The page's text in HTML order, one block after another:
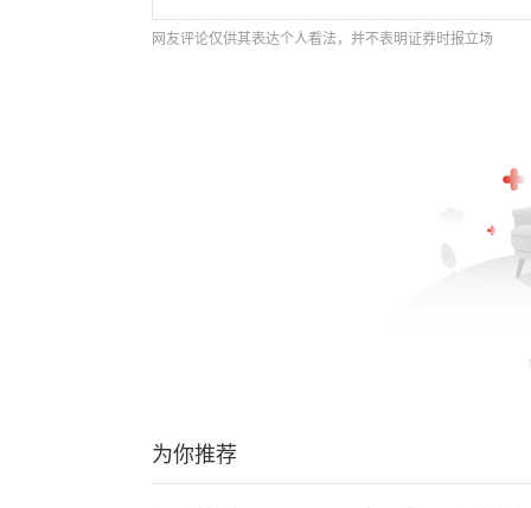
网友评论仅供其表达个人看法，并不表明证券时报立场
为你推荐